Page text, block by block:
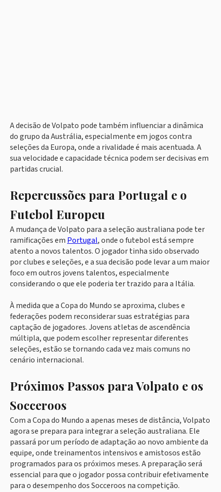
A decisão de Volpato pode também influenciar a dinâmica
do grupo da Austrália, especialmente em jogos contra
seleções da Europa, onde a rivalidade é mais acentuada. A
sua velocidade e capacidade técnica podem ser decisivas em
partidas crucial.
Repercussões para Portugal e o
Futebol Europeu
A mudança de Volpato para a seleção australiana pode ter
ramificações em Portugal, onde o futebol está sempre
atento a novos talentos. O jogador tinha sido observado
por clubes e seleções, e a sua decisão pode levar a um maior
foco em outros jovens talentos, especialmente
considerando o que ele poderia ter trazido para a Itália.
À medida que a Copa do Mundo se aproxima, clubes e
federações podem reconsiderar suas estratégias para
captação de jogadores. Jovens atletas de ascendência
múltipla, que podem escolher representar diferentes
seleções, estão se tornando cada vez mais comuns no
cenário internacional.
Próximos Passos para Volpato e os
Socceroos
Com a Copa do Mundo a apenas meses de distância, Volpato
agora se prepara para integrar a seleção australiana. Ele
passará por um período de adaptação ao novo ambiente da
equipe, onde treinamentos intensivos e amistosos estão
programados para os próximos meses. A preparação será
essencial para que o jogador possa contribuir efetivamente
para o desempenho dos Socceroos na competição.